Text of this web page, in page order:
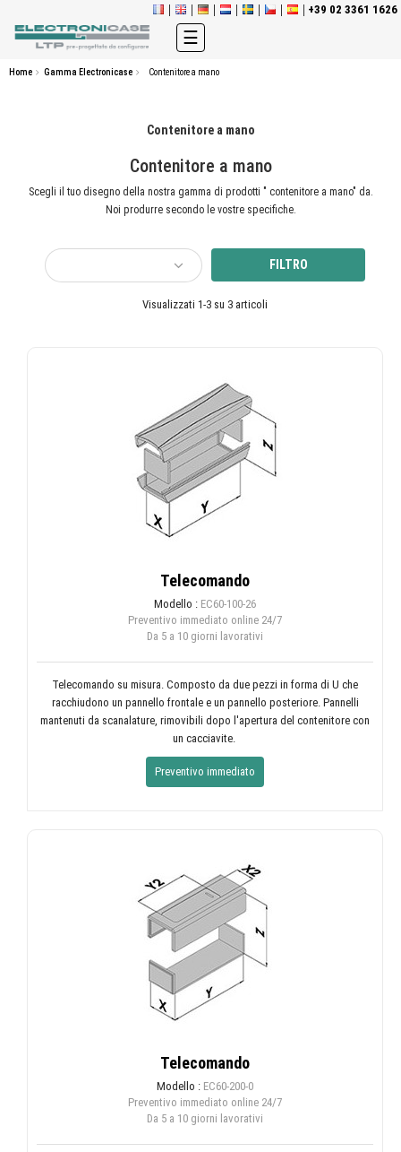
+39 02 3361 1626
navigazione
Toggle
☰
Home Gamma Electronicase Contenitore a mano
Contenitore a mano
Contenitore a mano
Scegli il tuo disegno della nostra gamma di prodotti " contenitore a mano" da.
Noi produrre secondo le vostre specifiche.
FILTRO
Visualizzati 1-3 su 3 articoli
Telecomando
Modello : EC60-100-26
Preventivo immediato online 24/7
Da 5 a 10 giorni lavorativi
Telecomando su misura. Composto da due pezzi in forma di U che
racchiudono un pannello frontale e un pannello posteriore. Pannelli
mantenuti da scanalature, rimovibili dopo l'apertura del contenitore con
un cacciavite.
Preventivo immediato
Telecomando
Modello : EC60-200-0
Preventivo immediato online 24/7
Da 5 a 10 giorni lavorativi